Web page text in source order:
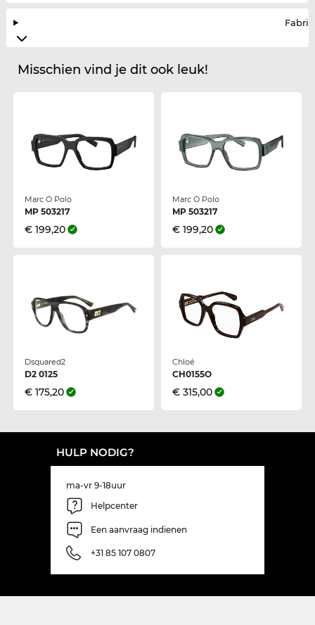
Misschien vind je dit ook leuk!
Marc O Polo
MP 503217
€ 199,20
Marc O Polo
MP 503217
€ 199,20
Dsquared2
D2 0125
€ 175,20
Chloé
CH0155O
€ 315,00
HULP NODIG?
ma-vr 9-18uur
Helpcenter
Een aanvraag indienen
+31 85 107 0807